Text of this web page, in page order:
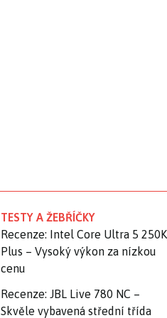
TESTY A ŽEBŘÍČKY
Recenze: Intel Core Ultra 5 250K
Plus – Vysoký výkon za nízkou
cenu
Recenze: JBL Live 780 NC –
Skvěle vybavená střední třída